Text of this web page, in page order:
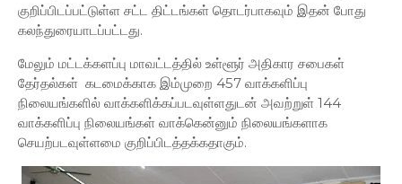
குறிப்பிடப்பட்டுள்ள சட்ட திட்டங்கள் தொடர்பாகவும் இதன் போது
கலந்துரையாடப்பட்டது.
மேலும் மட்டக்களப்பு மாவட்டத்தில் உள்ளூர் அதிகார சபைகள்
தேர்தல்கள் கடமைக்காக இம்முறை 457 வாக்களிப்பு
நிலையங்களில் வாக்களிக்கப்படவுள்ளதுடன் அவற்றுள் 144
வாக்களிப்பு நிலையங்கள் வாக்கென்னும் நிலையங்களாக
செயற்படவுள்ளமை குறிப்பிடத்தக்கதாகும்.